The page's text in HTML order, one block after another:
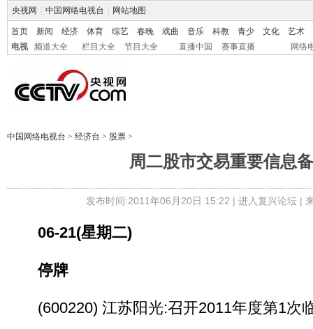
央视网 中国网络电视台 网站地图
首页 新闻 经济 体育 综艺 春晚 戏曲 音乐 科教 青少 文化
艺术
电视
频道大全 栏目大全 节目大全 直播中国 赛事直播 网络
中国网络电视台 > 经济台 > 股票 >
周二股市交易重要信息
发布时间:2011年06月20日 15:22 | 进入复兴论坛|
06-21(星期二)
停牌
(600220) 江苏阳光:召开2011年度第1次